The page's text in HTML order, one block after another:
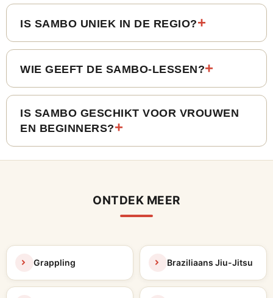
IS SAMBO UNIEK IN DE REGIO?
WIE GEEFT DE SAMBO-LESSEN?
IS SAMBO GESCHIKT VOOR VROUWEN
EN BEGINNERS?
ONTDEK MEER
Grappling Braziliaans Jiu-Jitsu